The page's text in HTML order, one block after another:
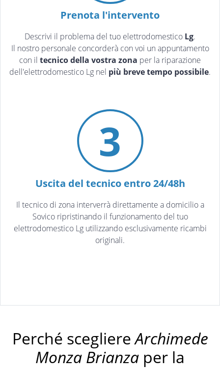
Prenota l'intervento
Descrivi il problema del tuo elettrodomestico Lg.
Il nostro personale concorderà con voi un appuntamento
con il tecnico della vostra zona per la riparazione
dell'elettrodomestico Lg nel più breve tempo possibile.
3
Uscita del tecnico entro 24/48h
Il tecnico di zona interverrà direttamente a domicilio a
Sovico ripristinando il funzionamento del tuo
elettrodomestico Lg utilizzando esclusivamente ricambi
originali.
Perché scegliereArchimede
Monza Brianza per la